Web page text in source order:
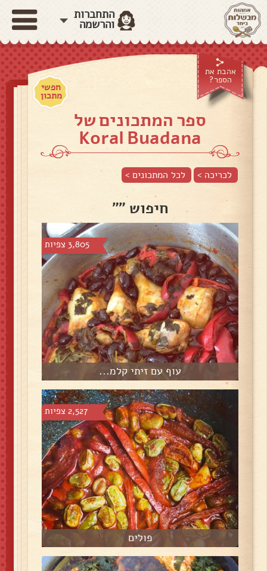
התחברות
והרשמה
אהבת את
הספר?
חפשי
מתכון
ספר המתכונים של
Koral Buadana
לכריכה > לכל המתכונים >
חיפוש ""
3,805 צפיות
עוף עם זיתי קלמ...
2,527 צפיות
פולים